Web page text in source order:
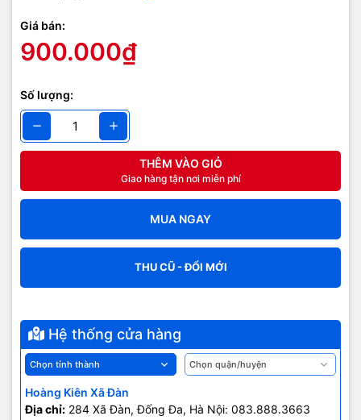
Giá bán:
900.000₫
Số lượng:
THÊM VÀO GIỎ
Giao hàng tận nơi miễn phí
MUA NGAY
THU CŨ - ĐỔI MỚI
Hệ thống cửa hàng
Hoàng Kiên Xã Đàn
Địa chỉ: 284 Xã Đàn, Đống Đa, Hà Nội: 083.888.3663